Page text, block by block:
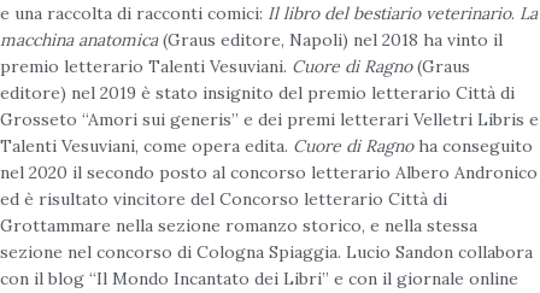
e una raccolta di racconti comici: Il libro del bestiario veterinario. La
macchina anatomica(Graus editore, Napoli) nel 2018 ha vinto il
premio letterario Talenti Vesuviani. Cuore di Ragno(Graus
editore) nel 2019 è stato insignito del premio letterario Città di
Grosseto “Amori sui generis” e dei premi letterari Velletri Libris e
Talenti Vesuviani, come opera edita. Cuore di Ragnoha conseguito
nel 2020 il secondo posto al concorso letterario Albero Andronico
ed è risultato vincitore del Concorso letterario Città di
Grottammare nella sezione romanzo storico, e nella stessa
sezione nel concorso di Cologna Spiaggia. Lucio Sandon collabora
con il blog “Il Mondo Incantato dei Libri” e con il giornale online